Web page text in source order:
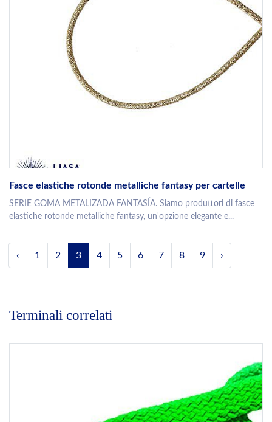
Fasce elastiche rotonde metalliche fantasy per cartelle
SERIE GOMA METALIZADA FANTASÍA. Siamo produttori di fasce
elastiche rotonde metalliche fantasy, un'opzione elegante e...
‹ 1 2 3 4 5 6 7 8 9 ›
Terminali correlati